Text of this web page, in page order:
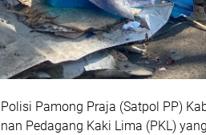
Pamong Praja (Satpol PP)
Pedagang Kaki Lima (PKL)